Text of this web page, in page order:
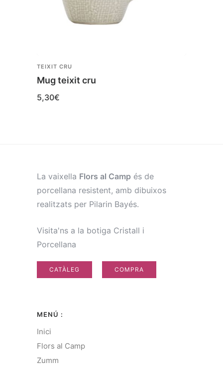
TEIXIT CRU
Mug teixit cru
5,30€
La vaixella Flors al Camp és de
porcellana resistent, amb dibuixos
realitzats per Pilarin Bayés.
Visita'ns a la botiga Cristall i
Porcellana
CATÀLEG COMPRA
MENÚ :
Inici
Flors al Camp
Zumm